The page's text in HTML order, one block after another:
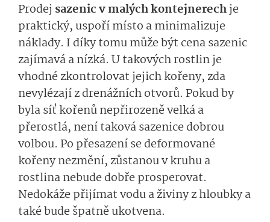
Prodej sazenic v malých kontejnerechje
praktický, uspoří místo a minimalizuje
náklady. I díky tomu může být cena sazenic
zajímavá a nízká. U takových rostlin je
vhodné zkontrolovat jejich kořeny, zda
nevylézají z drenážních otvorů. Pokud by
byla síť kořenů nepřirozeně velká a
přerostlá, není taková sazenice dobrou
volbou. Po přesazení se deformované
kořeny nezmění, zůstanou v kruhu a
rostlina nebude dobře prosperovat.
Nedokáže přijímat vodu a živiny z hloubky a
také bude špatně ukotvena.